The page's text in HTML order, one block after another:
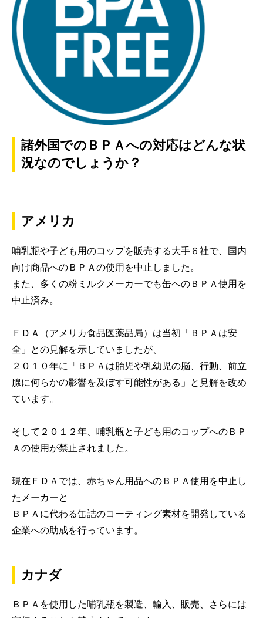
諸外国でのＢＰＡへの対応はどんな状
況なのでしょうか？
アメリカ
哺乳瓶や子ども用のコップを販売する大手６社で、国内
向け商品へのＢＰＡの使用を中止しました。
また、多くの粉ミルクメーカーでも缶へのＢＰＡ使用を
中止済み。
ＦＤＡ（アメリカ食品医薬品局）は当初「ＢＰＡは安
全」との見解を示していましたが、
２０１０年に「ＢＰＡは胎児や乳幼児の脳、行動、前立
腺に何らかの影響を及ぼす可能性がある」と見解を改め
ています。
そして２０１２年、哺乳瓶と子ども用のコップへのＢＰ
Ａの使用が禁止されました。
現在ＦＤＡでは、赤ちゃん用品へのＢＰＡ使用を中止し
たメーカーと
ＢＰＡに代わる缶詰のコーティング素材を開発している
企業への助成を行っています。
カナダ
ＢＰＡを使用した哺乳瓶を製造、輸入、販売、さらには